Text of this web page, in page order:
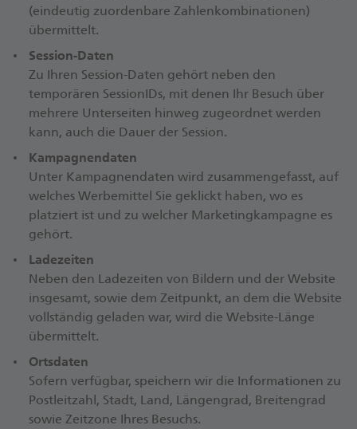
(eindeutig zuordenbare Zahlenkombinationen)
übermittelt.
Session-Daten
Zu Ihren Session-Daten gehört neben den
temporären SessionIDs, mit denen Ihr Besuch über
mehrere Unterseiten hinweg zugeordnet werden
kann, auch die Dauer der Session.
Kampagnendaten
Unter Kampagnendaten wird zusammengefasst, auf
welches Werbemittel Sie geklickt haben, wo es
platziert ist und zu welcher Marketingkampagne es
gehört.
Ladezeiten
Neben den Ladezeiten von Bildern und der Website
insgesamt, sowie dem Zeitpunkt, an dem die Website
vollständig geladen war, wird die Website-Länge
übermittelt.
Ortsdaten
Sofern verfügbar, speichern wir die Informationen zu
Postleitzahl, Stadt, Land, Längengrad, Breitengrad
sowie Zeitzone Ihres Besuchs.